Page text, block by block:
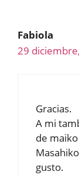
Fabiola
29
Gracias.
A mi
de
gusto.